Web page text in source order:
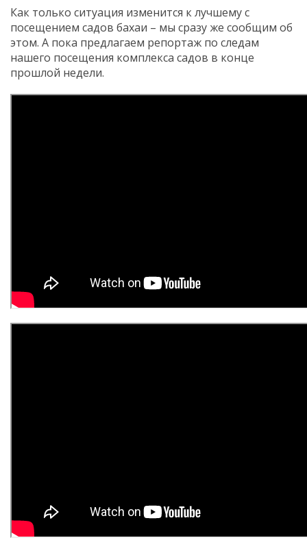
Как только ситуация изменится к лучшему с
посещением садов бахаи – мы сразу же сообщим об
этом. А пока предлагаем репортаж по следам
нашего посещения комплекса садов в конце
прошлой недели.